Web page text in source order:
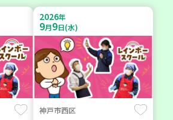
2026年
9月9日(水)
神戸市西区